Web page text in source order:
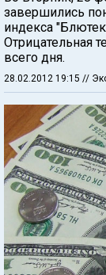
завершились
индекса
Отрицательная
всего дня.
28.02.2012 19:15 //